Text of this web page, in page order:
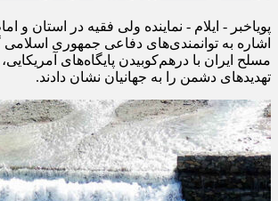
پویاخبر - ایلام - نماینده ولی فقیه در استان و
اشاره به توانمندی‌های دفاعی جمهوری
مسلح ایران با درهم‌کوبیدن پایگاه‌های
تهدیدهای دشمن را به جهانیان نشان دادند.